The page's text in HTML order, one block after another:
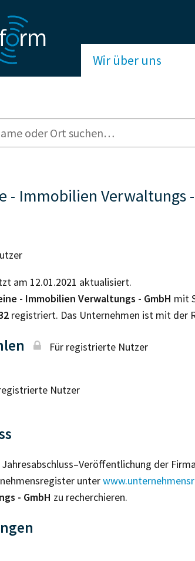
Wir über uns
- Immobilien Verwaltungs
am 12.01.2021 aktualisiert.
- Immobilien Verwaltungs - GmbH mit
registriert. Das Unternehmen ist mit der
Für registrierte Nutzer
Nutzer
der Firma
unter
- GmbH zu recherchieren.